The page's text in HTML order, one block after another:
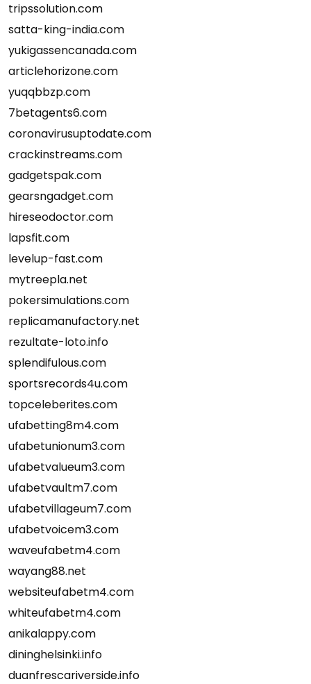
tripssolution.com
satta-king-india.com
yukigassencanada.com
articlehorizone.com
yuqqbbzp.com
7betagents6.com
coronavirusuptodate.com
crackinstreams.com
gadgetspak.com
gearsngadget.com
hireseodoctor.com
lapsfit.com
levelup-fast.com
mytreepla.net
pokersimulations.com
replicamanufactory.net
rezultate-loto.info
splendifulous.com
sportsrecords4u.com
topceleberites.com
ufabetting8m4.com
ufabetunionum3.com
ufabetvalueum3.com
ufabetvaultm7.com
ufabetvillageum7.com
ufabetvoicem3.com
waveufabetm4.com
wayang88.net
websiteufabetm4.com
whiteufabetm4.com
anikalappy.com
dininghelsinki.info
duanfrescariverside.info